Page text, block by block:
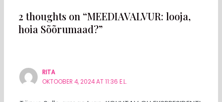
2 thoughts on “MEEDIAVALVUR: looja,
hoia Sõõrumaad?”
RITA
OKTOOBER 4, 2024 AT 11:36 E.L.